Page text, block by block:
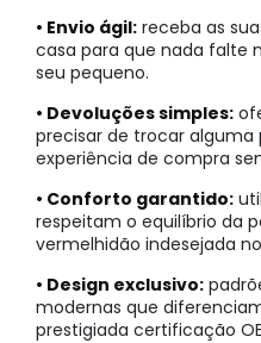
• Envio ágil: receba as
casa para que nada falte
seu pequeno.
• Devoluções simples:
precisar de trocar
experiência de compra
• Conforto garantido:
respeitam o equilíbrio da
vermelhidão indesejada
• Design exclusivo:
modernas que
prestigiada certificação